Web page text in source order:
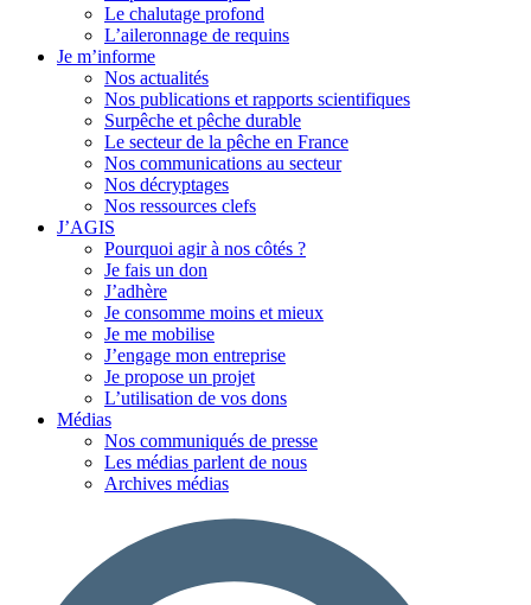
Le chalutage profond
L’aileronnage de requins
Je m’informe
Nos actualités
Nos publications et rapports scientifiques
Surpêche et pêche durable
Le secteur de la pêche en France
Nos communications au secteur
Nos décryptages
Nos ressources clefs
J’AGIS
Pourquoi agir à nos côtés ?
Je fais un don
J’adhère
Je consomme moins et mieux
Je me mobilise
J’engage mon entreprise
Je propose un projet
L’utilisation de vos dons
Médias
Nos communiqués de presse
Les médias parlent de nous
Archives médias